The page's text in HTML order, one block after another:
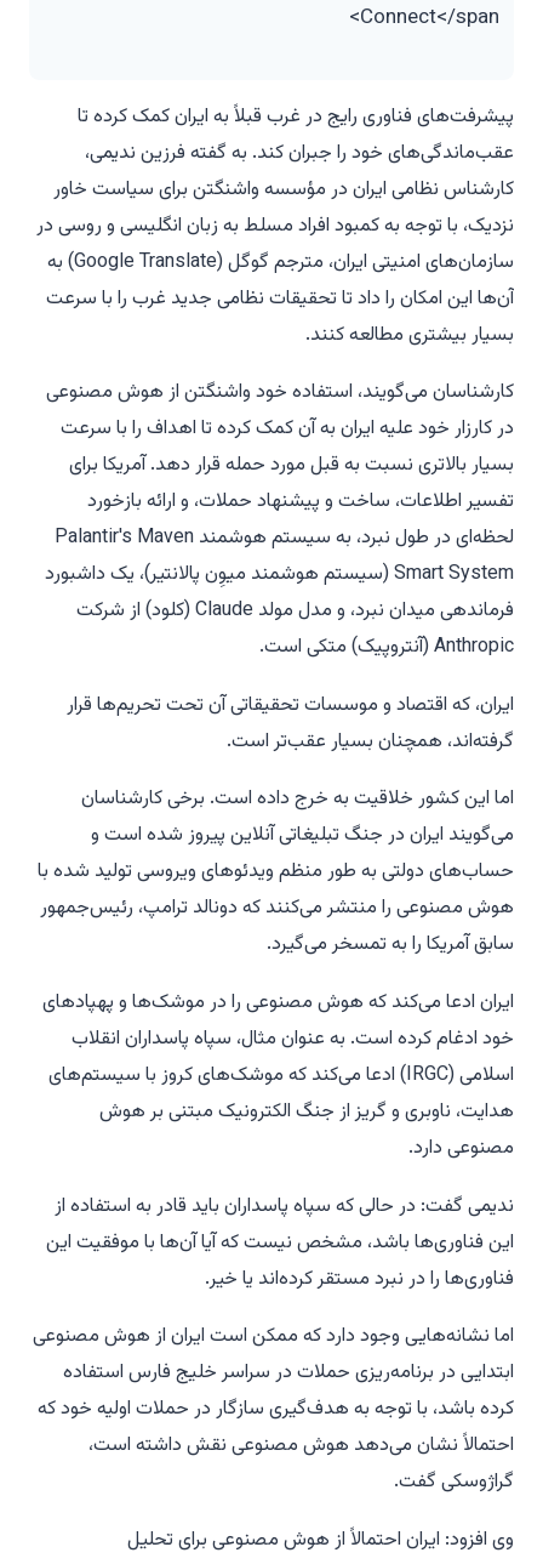
Connect</span>
پیشرفت‌های فناوری رایج در غرب قبلاً به ایران کمک کرده تا
عقب‌ماندگی‌های خود را جبران کند. به گفته فرزین ندیمی،
کارشناس نظامی ایران در مؤسسه واشنگتن برای سیاست خاور
نزدیک، با توجه به کمبود افراد مسلط به زبان انگلیسی و روسی در
سازمان‌های امنیتی ایران، مترجم گوگل (Google Translate) به
آن‌ها این امکان را داد تا تحقیقات نظامی جدید غرب را با سرعت
بسیار بیشتری مطالعه کنند.
کارشناسان می‌گویند، استفاده خود واشنگتن از هوش مصنوعی
در کارزار خود علیه ایران به آن کمک کرده تا اهداف را با سرعت
بسیار بالاتری نسبت به قبل مورد حمله قرار دهد. آمریکا برای
تفسیر اطلاعات، ساخت و پیشنهاد حملات، و ارائه بازخورد
لحظه‌ای در طول نبرد، به سیستم هوشمند Palantir's Maven
Smart System (سیستم هوشمند میوِن پالانتیر)، یک داشبورد
فرماندهی میدان نبرد، و مدل مولد Claude (کلود) از شرکت
Anthropic (آنتروپیک) متکی است.
ایران، که اقتصاد و موسسات تحقیقاتی آن تحت تحریم‌ها قرار
گرفته‌اند، همچنان بسیار عقب‌تر است.
اما این کشور خلاقیت به خرج داده است. برخی کارشناسان
می‌گویند ایران در جنگ تبلیغاتی آنلاین پیروز شده است و
حساب‌های دولتی به طور منظم ویدئوهای ویروسی تولید شده با
هوش مصنوعی را منتشر می‌کنند که دونالد ترامپ، رئیس‌جمهور
سابق آمریکا را به تمسخر می‌گیرد.
ایران ادعا می‌کند که هوش مصنوعی را در موشک‌ها و پهپادهای
خود ادغام کرده است. به عنوان مثال، سپاه پاسداران انقلاب
اسلامی (IRGC) ادعا می‌کند که موشک‌های کروز با سیستم‌های
هدایت، ناوبری و گریز از جنگ الکترونیک مبتنی بر هوش
مصنوعی دارد.
ندیمی گفت: در حالی که سپاه پاسداران باید قادر به استفاده از
این فناوری‌ها باشد، مشخص نیست که آیا آن‌ها با موفقیت این
فناوری‌ها را در نبرد مستقر کرده‌اند یا خیر.
اما نشانه‌هایی وجود دارد که ممکن است ایران از هوش مصنوعی
ابتدایی در برنامه‌ریزی حملات در سراسر خلیج فارس استفاده
کرده باشد، با توجه به هدف‌گیری سازگار در حملات اولیه خود که
احتمالاً نشان می‌دهد هوش مصنوعی نقش داشته است،
گراژوسکی گفت.
وی افزود: ایران احتمالاً از هوش مصنوعی برای تحلیل